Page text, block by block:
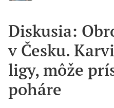
Diskusia:
v Česku.
ligy, môže
poháre